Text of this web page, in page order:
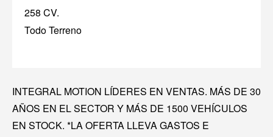
258 CV.
Todo Terreno
INTEGRAL MOTION LÍDERES EN VENTAS. MÁS DE 30
AÑOS EN EL SECTOR Y MÁS DE 1500 VEHÍCULOS
EN STOCK. *LA OFERTA LLEVA GASTOS E